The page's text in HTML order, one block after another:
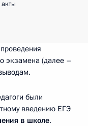
экзамена (далее –
были
введению ЕГЭ
в школе.